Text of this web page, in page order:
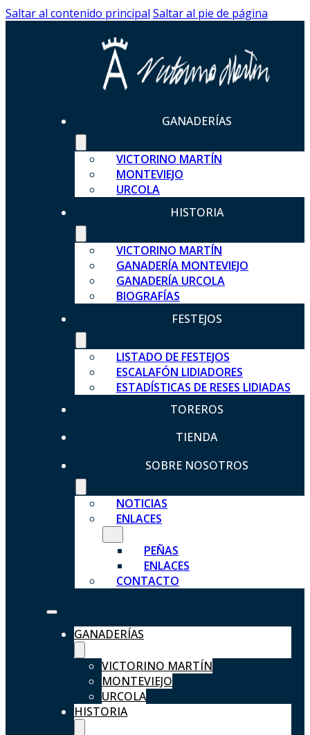
Saltar al contenido principal Saltar al pie de página
GANADERÍAS
VICTORINO MARTÍN
MONTEVIEJO
URCOLA
HISTORIA
VICTORINO MARTÍN
GANADERÍA MONTEVIEJO
GANADERÍA URCOLA
BIOGRAFÍAS
FESTEJOS
LISTADO DE FESTEJOS
ESCALAFÓN LIDIADORES
ESTADÍSTICAS DE RESES LIDIADAS
TOREROS
TIENDA
SOBRE NOSOTROS
NOTICIAS
ENLACES
PEÑAS
ENLACES
CONTACTO
GANADERÍAS
VICTORINO MARTÍN
MONTEVIEJO
URCOLA
HISTORIA